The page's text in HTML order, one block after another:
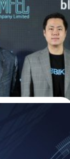
นโดย บริษัท บลูบิ
ชั้นนำผู้ให้บริการ
การประกาศว่า บ
เสริมขุมกำลังให้
และปูทางสู่การ
ระดับสากล การ
การเทคโนโลยี
งบริษัท เอ็ม เอฟ
ยวชาญด้านการ